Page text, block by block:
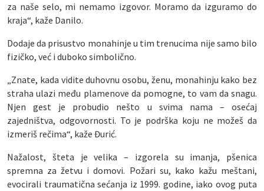
za naše selo, mi nemamo izgovor. Moramo da izguramo do
kraja“, kaže Danilo.
Dodaje da prisustvo monahinje u tim trenucima nije samo bilo
fizičko, već i duboko simbolično.
„Znate, kada vidite duhovnu osobu, ženu, monahinju kako bez
straha ulazi među plamenove da pomogne, to vam da snagu.
Njen gest je probudio nešto u svima nama – osećaj
zajedništva, odgovornosti. To je podrška koju ne možeš da
izmeriš rečima“, kaže Đurić.
Nažalost, šteta je velika – izgorela su imanja, pšenica
spremna za žetvu i domovi. Požari su, kako kažu meštani,
evocirali traumatična sećanja iz 1999. godine, iako ovog puta